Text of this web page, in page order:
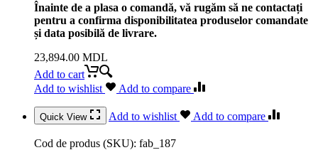
Înainte de a plasa o comandă, vă rugăm să ne contactați
pentru a confirma disponibilitatea produselor comandate
și data posibilă de livrare.
23,894.00 MDL
Add to cart
Add to wishlist
Add to compare
Quick View Add to wishlist Add to compare
Cod de produs (SKU): fab_187